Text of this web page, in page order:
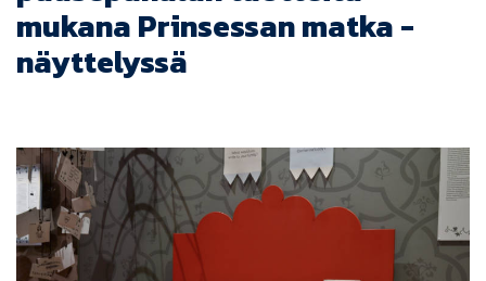
mukana Prinsessan matka -
näyttelyssä